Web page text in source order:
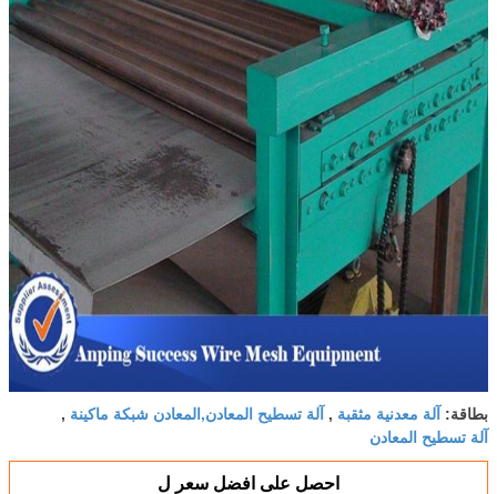
بطاقة: آلة معدنية مثقبة , آلة تسطيح المعادن,المعادن شبكة ماكينة ,
آلة تسطيح المعادن
احصل على افضل سعر ل